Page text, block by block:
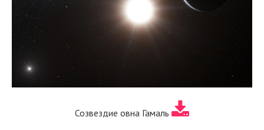
Созвездие овна Гамаль